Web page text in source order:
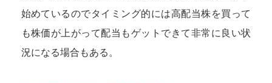
始めているのでタイミング的には高配当株を買って
も株価が上がって配当もゲットできて非常に良い状
況になる場合もある。